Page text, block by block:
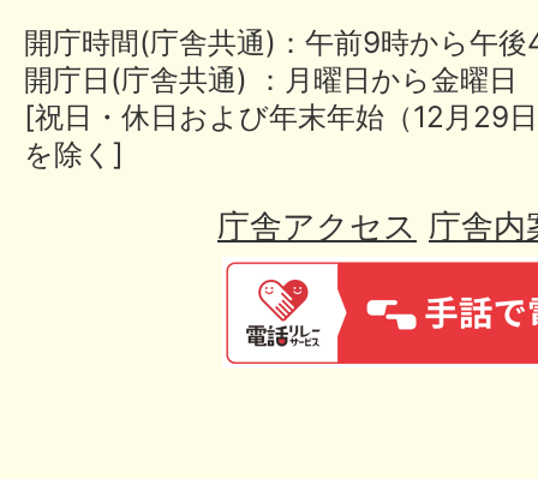
開庁時間(庁舎共通)：午前9時から午
開庁日(庁舎共通) ：月曜日から金曜日
[祝日・休日および年末年始（12月29
を除く]
庁舎アクセス 庁舎内